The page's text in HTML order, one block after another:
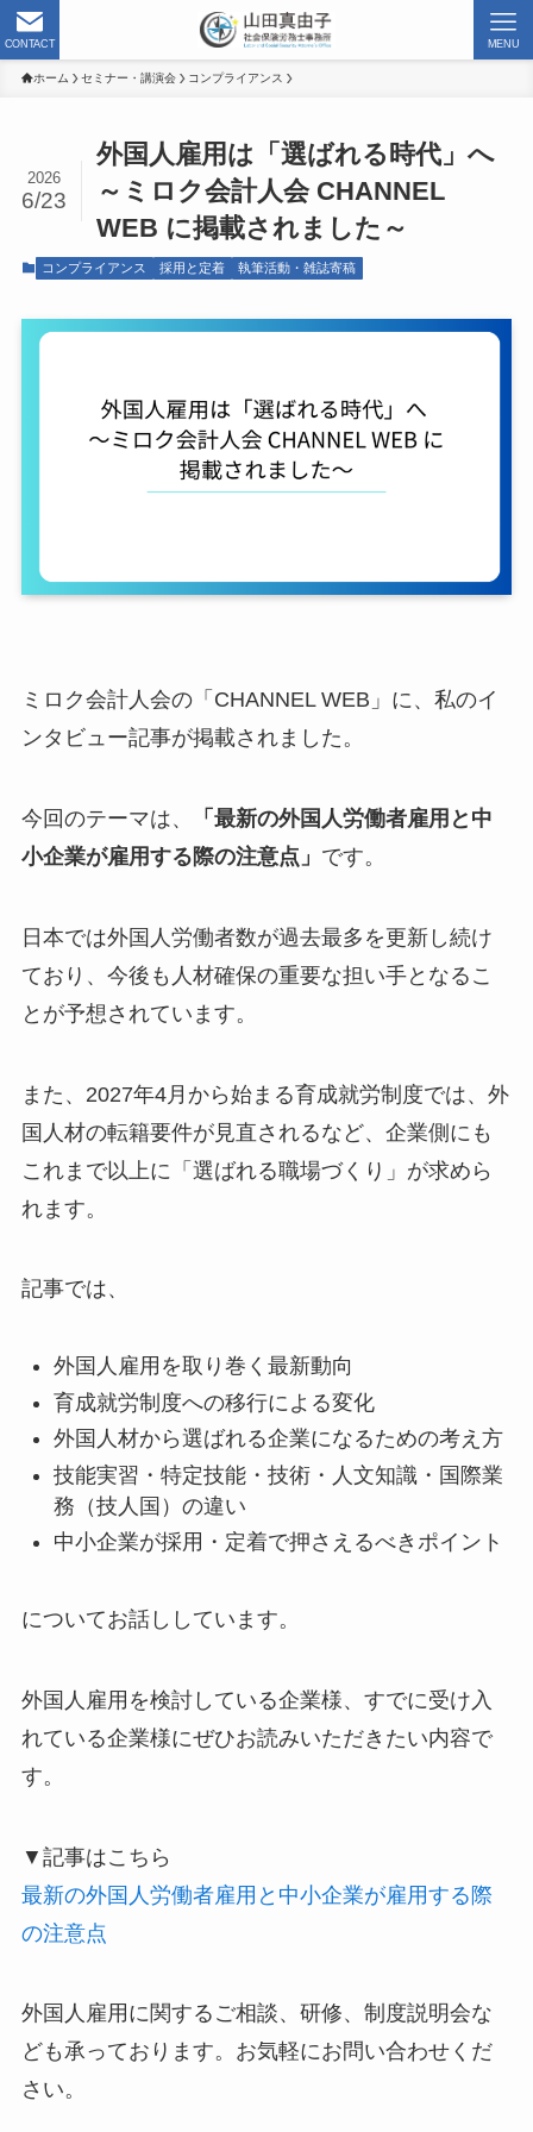
CONTACT MENU
ホーム セミナー・講演会 コンプライアンス
外国人雇用は「選ばれる時代」へ
～ミロク会計人会 CHANNEL
WEB に掲載されました～
2026
6/23
コンプライアンス 採用と定着 執筆活動・雑誌寄稿
ミロク会計人会の「CHANNEL WEB」に、私のイ
ンタビュー記事が掲載されました。
今回のテーマは、
「最新の外国人労働者雇用と中
小企業が雇用する際の注意点」 です。
日本では外国人労働者数が過去最多を更新し続け
ており、今後も人材確保の重要な担い手となるこ
とが予想されています。
また、2027年4月から始まる育成就労制度では、外
国人材の転籍要件が見直されるなど、企業側にも
これまで以上に「選ばれる職場づくり」が求めら
れます。
記事では、
外国人雇用を取り巻く最新動向
育成就労制度への移行による変化
外国人材から選ばれる企業になるための考え方
技能実習・特定技能・技術・人文知識・国際業
務（技人国）の違い
中小企業が採用・定着で押さえるべきポイント
についてお話ししています。
外国人雇用を検討している企業様、すでに受け入
れている企業様にぜひお読みいただきたい内容で
す。
▼記事はこちら
最新の外国人労働者雇用と中小企業が雇用する際
の注意点
外国人雇用に関するご相談、研修、制度説明会な
ども承っております。お気軽にお問い合わせくだ
さい。